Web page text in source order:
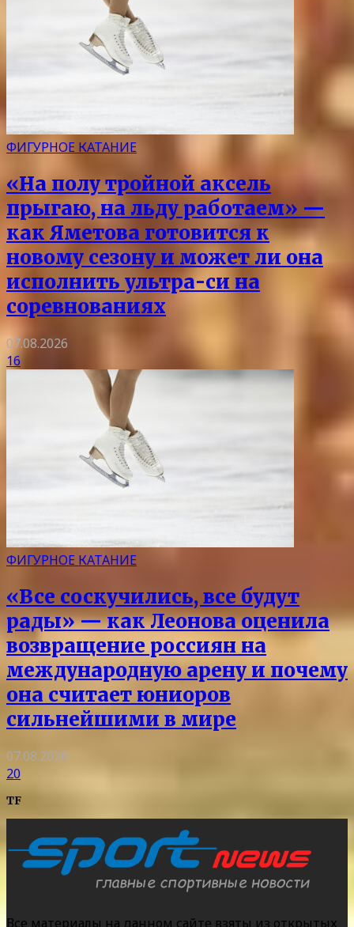
ФИГУРНОЕ КАТАНИЕ
«На полу тройной аксель
прыгаю, на льду работаем» —
как Яметова готовится к
новому сезону и может ли она
исполнить ультра-си на
соревнованиях
07.08.2026
16
ФИГУРНОЕ КАТАНИЕ
«Все соскучились, все будут
рады» — как Леонова оценила
возвращение россиян на
международную арену и почему
она считает юниоров
сильнейшими в мире
07.08.2026
20
TF
Все материалы на данном сайте взяты из открытых